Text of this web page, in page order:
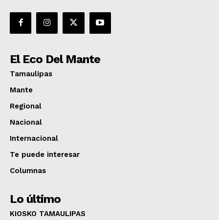
El Eco Del Mante
Tamaulipas
Mante
Regional
Nacional
Internacional
Te puede interesar
Columnas
Lo último
KIOSKO TAMAULIPAS